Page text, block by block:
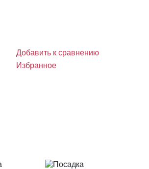
Добавить к сравнению
Избранное